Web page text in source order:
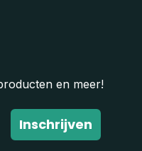
en meer!
Inschrijven